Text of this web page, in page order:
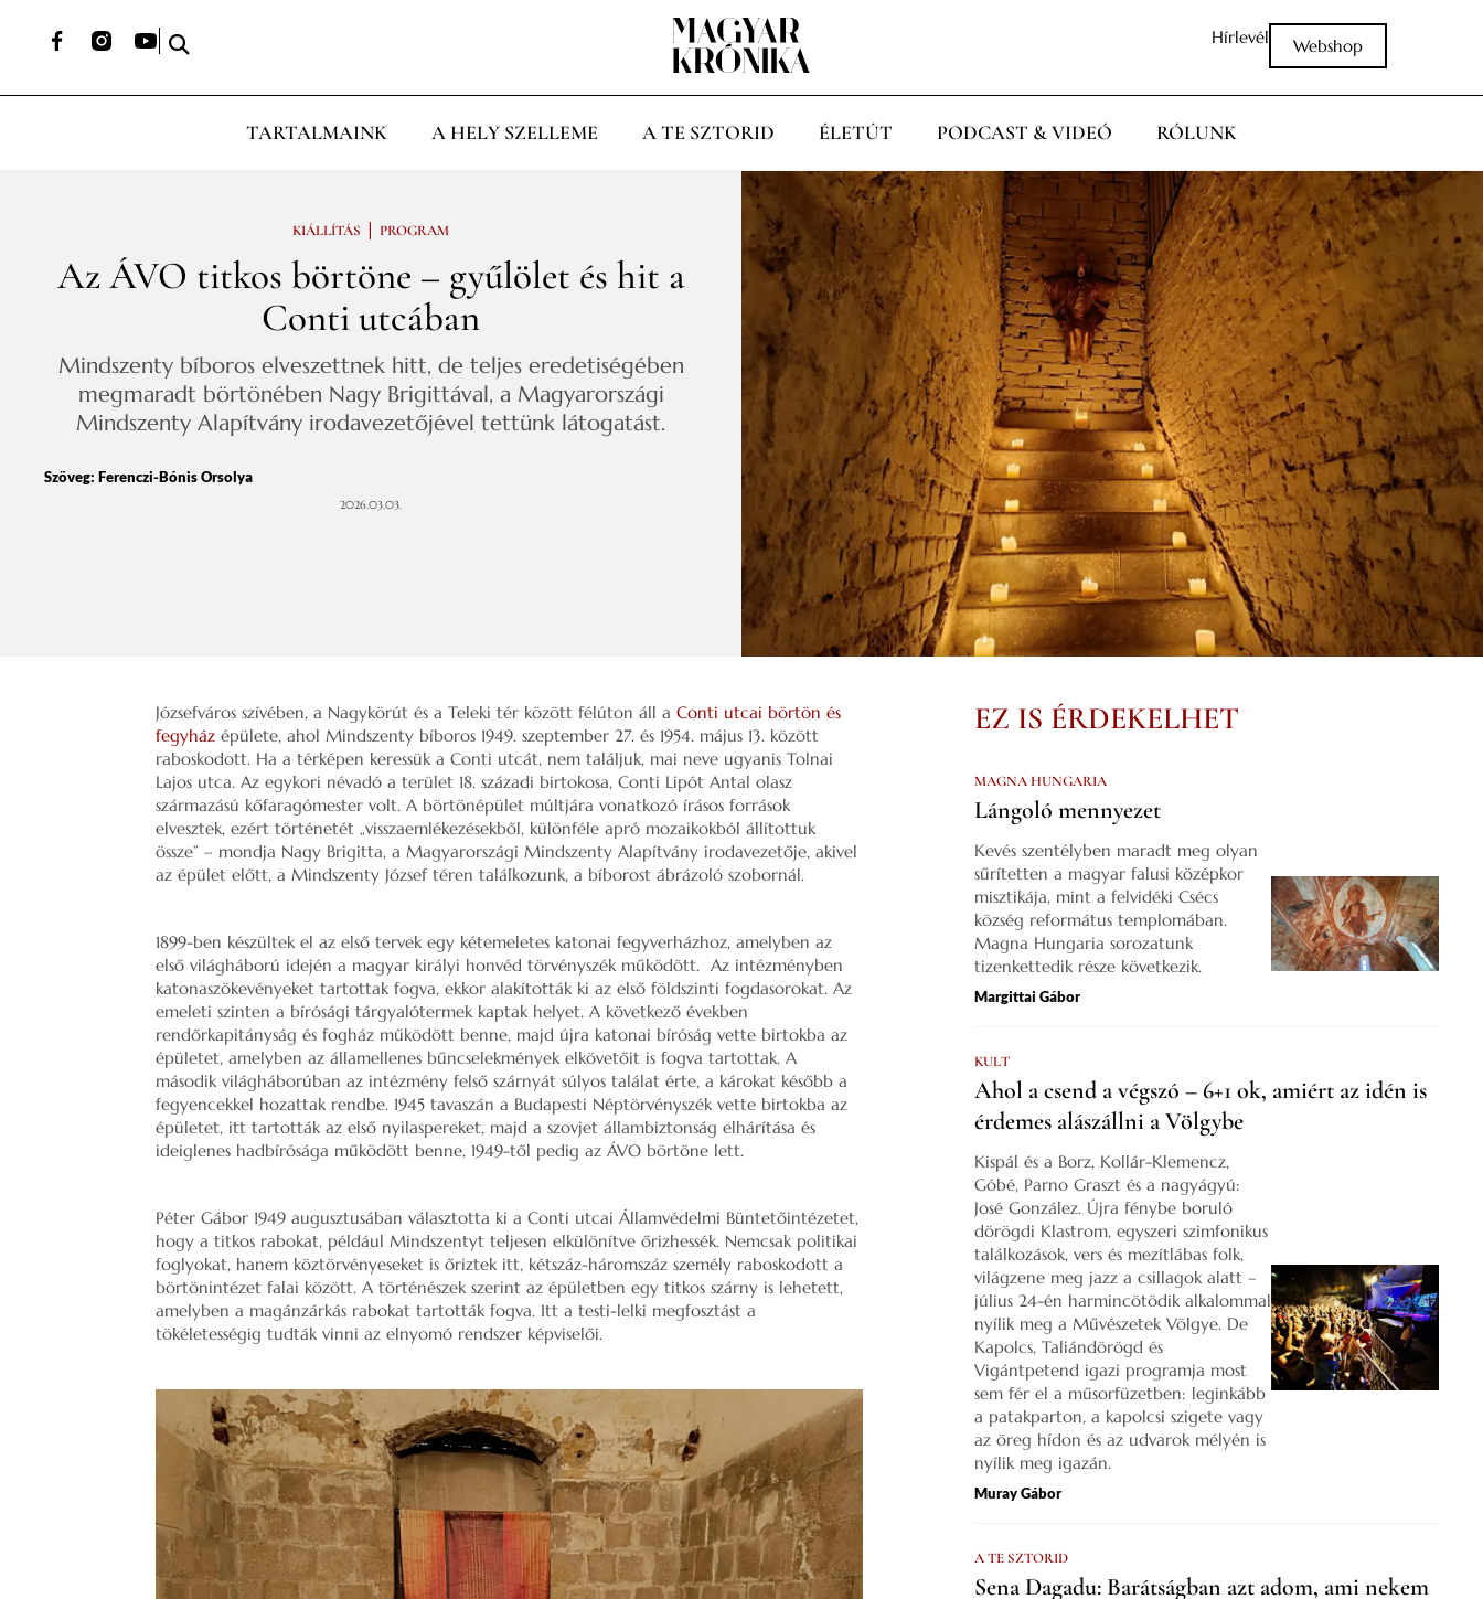
Hírlevél Webshop
TARTALMAINK A HELY SZELLEME A TE SZTORID ÉLETÚT PODCAST & VIDEÓ RÓLUNK
KIÁLLÍTÁS | PROGRAM
Az ÁVO titkos börtöne – gyűlölet és hit a
Conti utcában
Mindszenty bíboros elveszettnek hitt, de teljes eredetiségében
megmaradt börtönében Nagy Brigittával, a Magyarországi
Mindszenty Alapítvány irodavezetőjével tettünk látogatást.
Szöveg: Ferenczi-Bónis Orsolya
2026.03.03.
Józsefváros szívében, a Nagykörút és a Teleki tér között félúton áll aConti utcai börtön és
fegyház épülete, ahol Mindszenty bíboros 1949. szeptember 27. és 1954. május 13. között
raboskodott. Ha a térképen keressük a Conti utcát, nem találjuk, mai neve ugyanis Tolnai
Lajos utca. Az egykori névadó a terület 18. századi birtokosa, Conti Lipót Antal olasz
származású kőfaragómester volt. A börtönépület múltjára vonatkozó írásos források
elvesztek, ezért történetét „visszaemlékezésekből, különféle apró mozaikokból állítottuk
össze” – mondja Nagy Brigitta, a Magyarországi Mindszenty Alapítvány irodavezetője, akivel
az épület előtt, a Mindszenty József téren találkozunk, a bíborost ábrázoló szobornál.
1899-ben készültek el az első tervek egy kétemeletes katonai fegyverházhoz, amelyben az
első világháború idején a magyar királyi honvéd törvényszék működött. Az intézményben
katonaszökevényeket tartottak fogva, ekkor alakították ki az első földszinti fogdasorokat. Az
emeleti szinten a bírósági tárgyalótermek kaptak helyet. A következő években
rendőrkapitányság és fogház működött benne, majd újra katonai bíróság vette birtokba az
épületet, amelyben az államellenes bűncselekmények elkövetőit is fogva tartottak. A
második világháborúban az intézmény felső szárnyát súlyos találat érte, a károkat később a
fegyencekkel hozattak rendbe. 1945 tavaszán a Budapesti Néptörvényszék vette birtokba az
épületet, itt tartották az első nyilaspereket, majd a szovjet állambiztonság elhárítása és
ideiglenes hadbírósága működött benne, 1949-től pedig az ÁVO börtöne lett.
Péter Gábor 1949 augusztusában választotta ki a Conti utcai Államvédelmi Büntetőintézetet,
hogy a titkos rabokat, például Mindszentyt teljesen elkülönítve őrizhessék. Nemcsak politikai
foglyokat, hanem köztörvényeseket is őriztek itt, kétszáz-háromszáz személy raboskodott a
börtönintézet falai között. A történészek szerint az épületben egy titkos szárny is lehetett,
amelyben a magánzárkás rabokat tartották fogva. Itt a testi-lelki megfosztást a
tökéletességig tudták vinni az elnyomó rendszer képviselői.
EZ IS ÉRDEKELHET
MAGNA HUNGARIA
Lángoló mennyezet
Kevés szentélyben maradt meg olyan
sűrítetten a magyar falusi középkor
misztikája, mint a felvidéki Csécs
község református templomában.
Magna Hungaria sorozatunk
tizenkettedik része következik.
Margittai Gábor
KULT
Ahol a csend a végszó – 6+1 ok, amiért az idén is
érdemes alászállni a Völgybe
Kispál és a Borz, Kollár-Klemencz,
Góbé, Parno Graszt és a nagyágyú:
José González. Újra fénybe boruló
dörögdi Klastrom, egyszeri szimfonikus
találkozások, vers és mezítlábas folk,
világzene meg jazz a csillagok alatt –
július 24-én harmincötödik alkalommal
nyílik meg a Művészetek Völgye. De
Kapolcs, Taliándörögd és
Vigántpetend igazi programja most
sem fér el a műsorfüzetben: leginkább
a patakparton, a kapolcsi szigete vagy
az öreg hídon és az udvarok mélyén is
nyílik meg igazán.
Muray Gábor
A TE SZTORID
Sena Dagadu: Barátságban azt adom, ami nekem